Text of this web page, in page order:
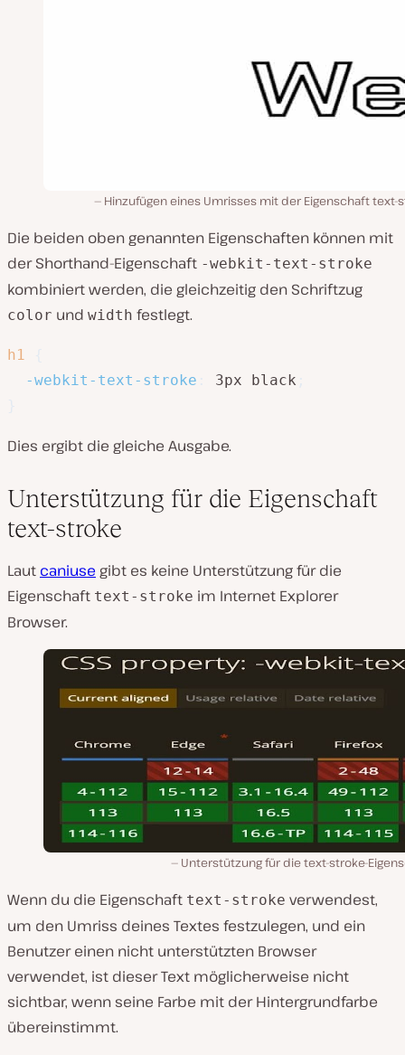
Hinzufügen eines Umrisses mit der Eigenschaft text-
Die beiden oben genannten Eigenschaften können mit
der Shorthand-Eigenschaft -webkit-text-stroke
kombiniert werden, die gleichzeitig den Schriftzug
color und width festlegt.
h1
-webkit-text-stroke
3px black
Dies ergibt die gleiche Ausgabe.
Unterstützung für die Eigenschaft
text-stroke
Laut caniuse gibt es keine Unterstützung für die
Eigenschaft text-stroke im Internet Explorer
Browser.
Unterstützung für die text-stroke-
Wenn du die Eigenschaft text-stroke verwendest,
um den Umriss deines Textes festzulegen, und ein
Benutzer einen nicht unterstützten Browser
verwendet, ist dieser Text möglicherweise nicht
sichtbar, wenn seine Farbe mit der Hintergrundfarbe
übereinstimmt.